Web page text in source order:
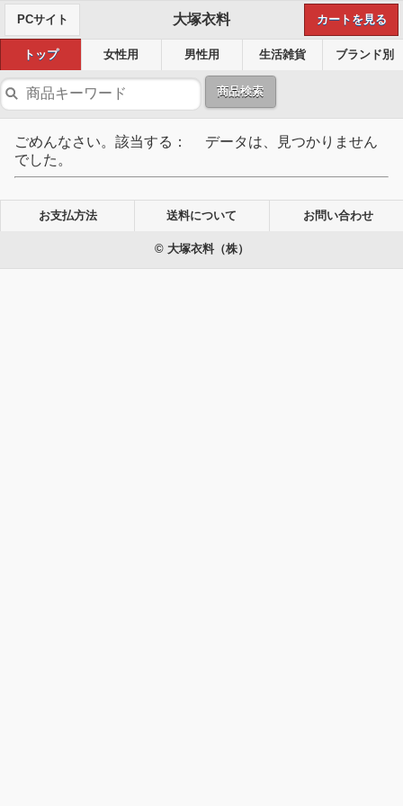
PCサイト 大塚衣料 カートを見る
トップ 女性用 男性用 生活雑貨 ブランド別
商品検索
ごめんなさい。該当する： データは、見つかりません
でした。
お支払方法 送料について お問い合わせ
© 大塚衣料（株）